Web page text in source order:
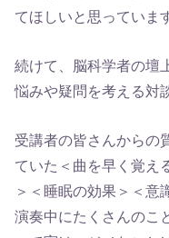
てほしいと思っていま
続けて、脳科学者の壇
悩みや疑問を考える対
受講者の皆さんからの
ていた＜曲を早く覚え
＞＜睡眠の効果＞＜意
演奏中にたくさんのこ